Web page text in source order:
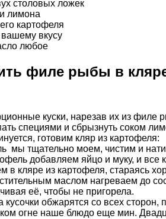
столовых ложек
лимона
картофеля
вкусу
любое
филе рыбы в
куски, нарезав их из филе
специями и сбрызнуть соком
готовим кляр из картофеля:
мы тщательно моем, чистим и
добавляем яйцо и муку, и все
в кляре из картофеля, стараясь
маслом нагреваем до
её, чтобы не пригорела.
кусочки обжарятся со всех
огне наше блюдо еще мин.